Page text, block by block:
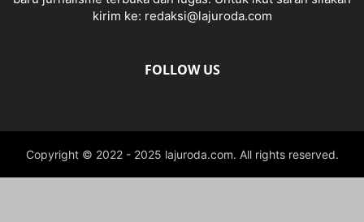
kirim ke: redaksi@lajuroda.com
FOLLOW US
Copyright © 2022 - 2025 lajuroda.com. All rights reserved.